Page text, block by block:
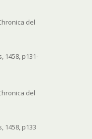
del
1458, p131-
del
1458, p133